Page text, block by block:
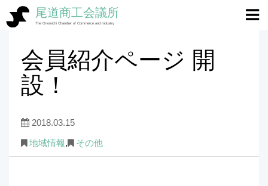
尾道商工会議所
The Onomichi Chamber of Commerce and Industry
ホーム>地域情報> 会員紹介ページ 開設！
会員紹介ページ 開
設！
2018.03.15
地域情報, その他